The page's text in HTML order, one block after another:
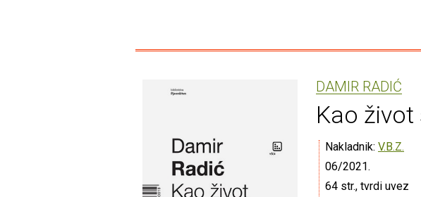
DAMIR RADIĆ
Kao život
Nakladnik: V.B.Z.
06/2021.
64 str., tvrdi uvez